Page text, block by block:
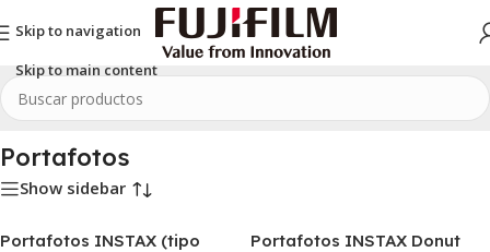
Skip to navigation
Skip to main content
Inicio/INSTAX/Accesorios INSTAX/INSTAX mini/Portafotos
Portafotos
Show sidebar
Portafotos INSTAX (tipo
Portafotos INSTAX Donut